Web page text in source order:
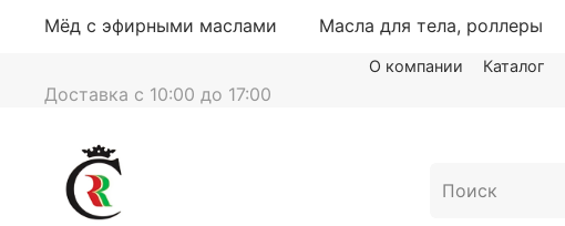
Мёд с эфирными маслами Масла для тела, роллеры
О компании Каталог
Доставка с 10:00 до 17:00